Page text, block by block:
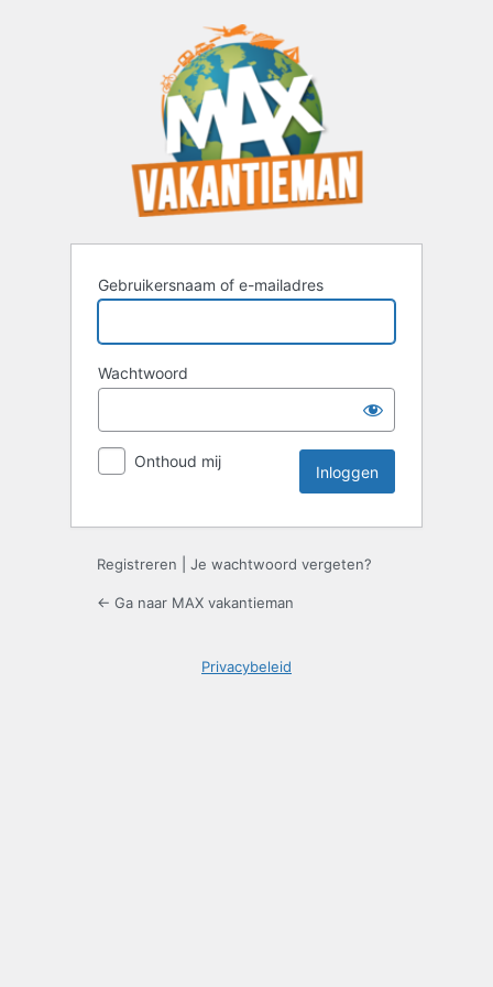
Gebruikersnaam of e-mailadres
Wachtwoord
Onthoud mij
Registreren Je wachtwoord vergeten?
← Ga naar MAX vakantieman
Privacybeleid